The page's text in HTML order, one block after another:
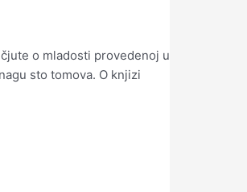
o mladosti provedenoj u
sto tomova. O knjizi